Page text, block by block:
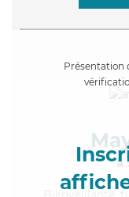
Présentation
à